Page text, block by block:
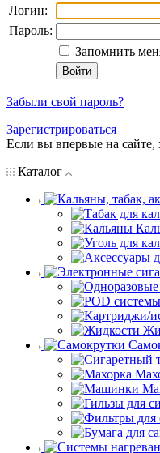
Логин:
Пароль:
Запомнить
Забыли свой пароль?
Зарегистрироваться
Если вы впервые на сайте,
Каталог